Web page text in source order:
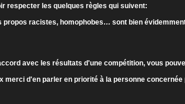
respecter les quelques règles qui suivent:
racistes, homophobes… sont bien
avec les résultats d'une compétition, vous
d'en parler en priorité à la personne